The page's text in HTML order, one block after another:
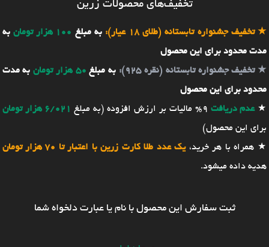
تخفیف‌های محصولات زرین
★تخفیف جشنواره تابستانه (طلای 18 عیار): به مبلغ 100 هزار تومان
به
مدت محدود برای این محصول
★تخفیف جشنواره تابستانه (نقره 925): به مبلغ 50 هزار تومان
به مدت
محدود برای این محصول
★عدم دریافت 9% مالیات بر ارزش افزوده (به مبلغ
6/021 هزار تومان
برای این محصول)
★ همراه با هر خرید،یک عدد طلا کارت زرین با اعتبار تا 70 هزار تومان
هدیه داده میشود.
ثبت سفارش این محصول با نام یا عبارت دلخواه شما